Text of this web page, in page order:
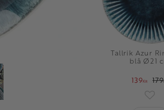
Tallrik Azur
blå Ø21
139KR 179